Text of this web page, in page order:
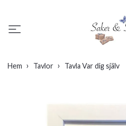
Hem Tavlor Tavla Var dig själv